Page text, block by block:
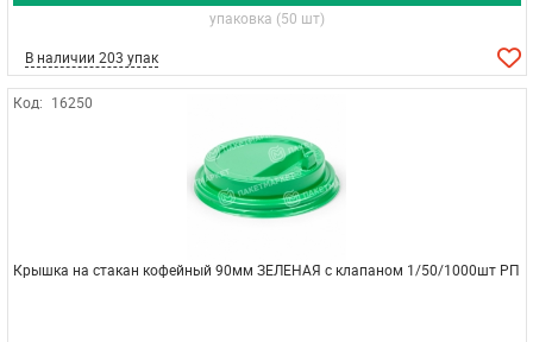
упаковка (50 шт)
В наличии 203 упак
Код: 16250
Крышка на стакан кофейный 90мм ЗЕЛЕНАЯ с клапаном 1/50/1000шт РП